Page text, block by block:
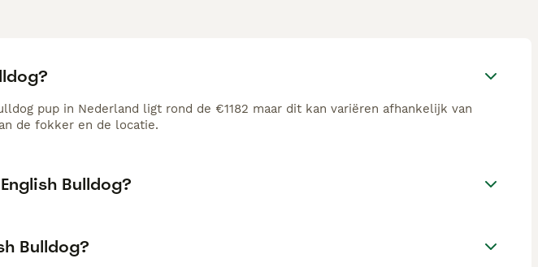
pup in Nederland ligt rond de €1182 maar dit kan variëren afhankelijk van
de fokker en de locatie.
Bulldog?
Bulldog?